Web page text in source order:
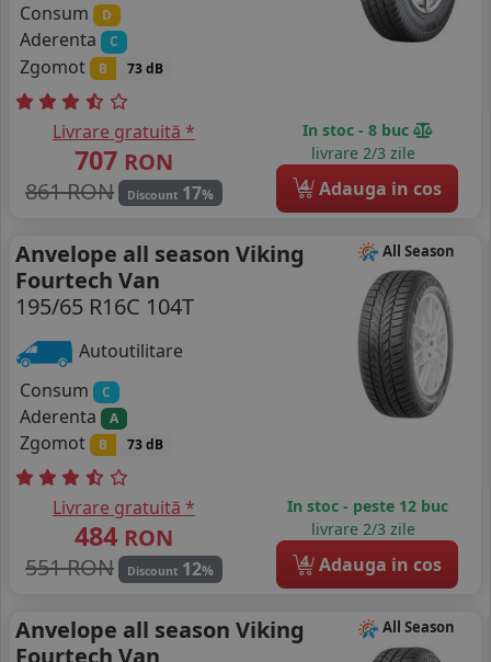
Consum
D
Aderenta C
Zgomot B 73 dB
Livrare gratuită *
707 RON
861 RON
Discount 17%
In stoc - 8 buc
livrare 2/3 zile
4 Adauga in cos
All Season
Anvelope all season Viking
Fourtech Van
195/65 R16C 104T
Autoutilitare
Consum
C
Aderenta A
Zgomot B 73 dB
Livrare gratuită *
484 RON
551 RON
Discount 12%
In stoc - peste 12 buc
livrare 2/3 zile
4 Adauga in cos
All Season
Anvelope all season Viking